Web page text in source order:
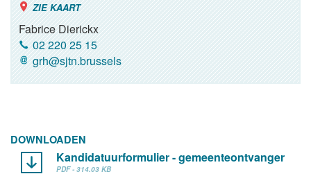
ZIE KAART
Fabrice Dierickx
02 220 25 15
grh@sjtn.brussels
DOWNLOADEN
Kandidatuurformulier - gemeenteontvanger
PDF - 314.03 KB